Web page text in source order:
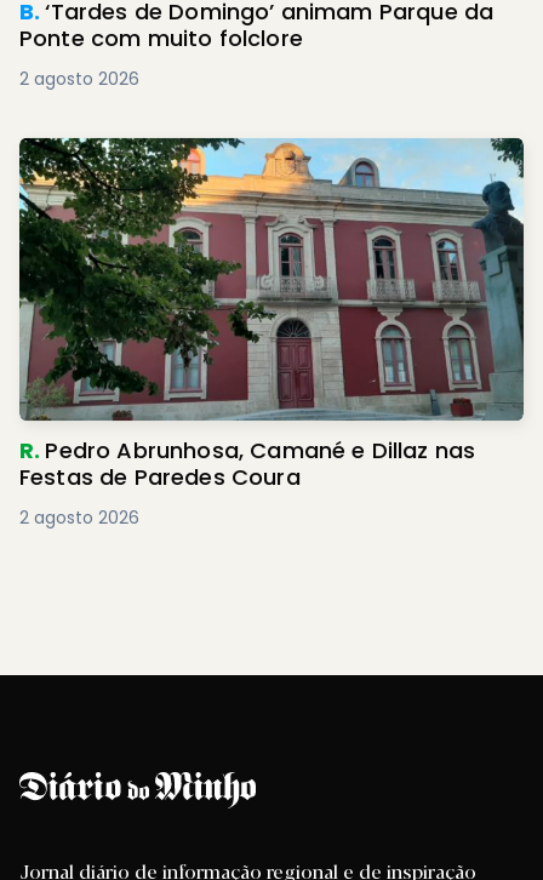
B.‘Tardes de Domingo’ animam Parque da
Ponte com muito folclore
2 agosto 2026
R. Pedro Abrunhosa, Camané e Dillaz nas
Festas de Paredes Coura
2 agosto 2026
Jornal diário de informação regional e de inspiração